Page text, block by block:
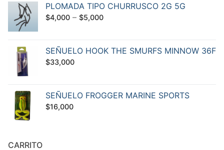
PLOMADA TIPO CHURRUSCO 2G 5G
$4,000 – $5,000
SEÑUELO HOOK THE SMURFS MINNOW 36F
$33,000
SEÑUELO FROGGER MARINE SPORTS
$16,000
CARRITO